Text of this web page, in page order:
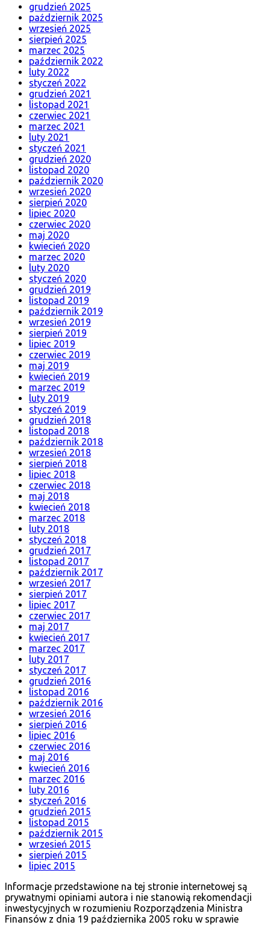
grudzień 2025
październik 2025
wrzesień 2025
sierpień 2025
marzec 2025
październik 2022
luty 2022
styczeń 2022
grudzień 2021
listopad 2021
czerwiec 2021
marzec 2021
luty 2021
styczeń 2021
grudzień 2020
listopad 2020
październik 2020
wrzesień 2020
sierpień 2020
lipiec 2020
czerwiec 2020
maj 2020
kwiecień 2020
marzec 2020
luty 2020
styczeń 2020
grudzień 2019
listopad 2019
październik 2019
wrzesień 2019
sierpień 2019
lipiec 2019
czerwiec 2019
maj 2019
kwiecień 2019
marzec 2019
luty 2019
styczeń 2019
grudzień 2018
listopad 2018
październik 2018
wrzesień 2018
sierpień 2018
lipiec 2018
czerwiec 2018
maj 2018
kwiecień 2018
marzec 2018
luty 2018
styczeń 2018
grudzień 2017
listopad 2017
październik 2017
wrzesień 2017
sierpień 2017
lipiec 2017
czerwiec 2017
maj 2017
kwiecień 2017
marzec 2017
luty 2017
styczeń 2017
grudzień 2016
listopad 2016
październik 2016
wrzesień 2016
sierpień 2016
lipiec 2016
czerwiec 2016
maj 2016
kwiecień 2016
marzec 2016
luty 2016
styczeń 2016
grudzień 2015
listopad 2015
październik 2015
wrzesień 2015
sierpień 2015
lipiec 2015
Informacje przedstawione na tej stronie internetowej są
prywatnymi opiniami autora i nie stanowią rekomendacji
inwestycyjnych w rozumieniu Rozporządzenia Ministra
Finansów z dnia 19 października 2005 roku w sprawie